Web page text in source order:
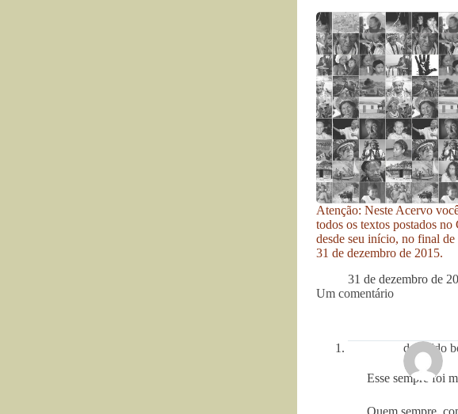
Atenção: Neste Acervo
todos os textos postados no
desde seu início, no final de
31 de dezembro de 2015.
31 de dezembro de
Um comentário
deroaldo
Esse sempre foi
Quem sempre,